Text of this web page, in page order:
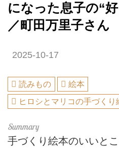
になった息子の“
／町田万里子さん
2025-10-17
読みもの
絵本
ヒロシとマリコの手づくり
手づくり絵本のいいと